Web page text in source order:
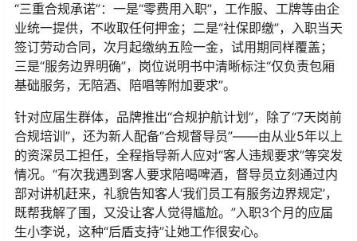
“三重合规承诺”：一是“零费用入职”，工作服、工牌等由企
业统一提供，不收取任何押金；二是“社保即缴”，入职当天
签订劳动合同，次月起缴纳五险一金，试用期同样覆盖；
三是“服务边界明确”，岗位说明书中清晰标注“仅负责包厢
基础服务，无陪酒、陪唱等附加要求”。
针对应届生群体，品牌推出“合规护航计划”，除了“7天岗前
合规培训”，还为新人配备“合规督导员”——由从业5年以上
的资深员工担任，全程指导新人应对“客人违规要求”等突发
情况。“有次我遇到客人要求陪喝啤酒，督导员立刻通过内
部对讲机赶来，礼貌告知客人‘我们员工有服务边界规定’，
既帮我解了围，又没让客人觉得尴尬。”入职3个月的应届
生小李说，这种“后盾支持”让她工作很安心。